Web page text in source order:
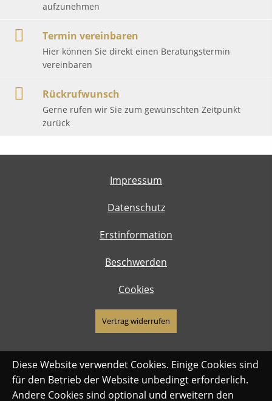
aufzunehmen
Termin vereinbaren
Hier können Sie direkt einen Beratungstermin
vereinbaren
Rückrufwunsch
Gerne rufen wir Sie zum gewünschten Zeitpunkt
zurück
Impressum
Datenschutz
Erstinformation
Beschwerden
Cookies
Vertrag widerrufen
Diese Website verwendet Cookies. Einige Cookies sind
für den Betrieb der Website unbedingt erforderlich.
Andere Cookies sind optional und erweitern den